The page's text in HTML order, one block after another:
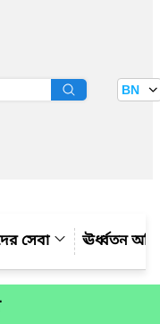
BN
সেবা ঊর্ধ্বতন